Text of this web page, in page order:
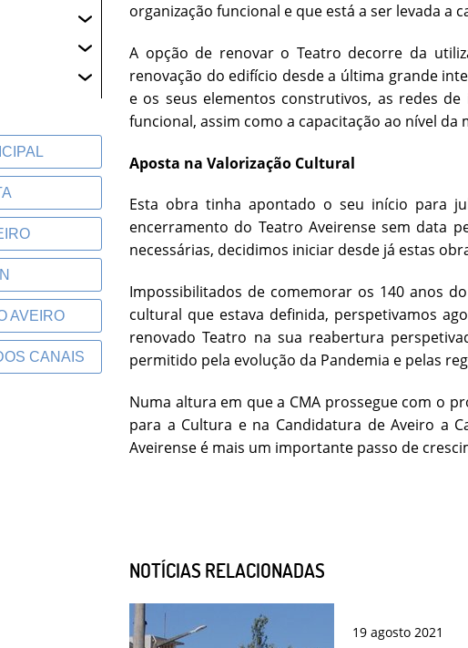
AVEIRO
CANAIS
organização funcional e que está a ser levada a
A opção de renovar o Teatro decorre da
renovação do edifício desde a última grande
e os seus elementos construtivos, as redes
funcional, assim como a capacitação ao nível
Aposta na Valorização Cultural
Esta obra tinha apontado o seu início para
encerramento do Teatro Aveirense sem data
necessárias, decidimos iniciar desde já estas
Impossibilitados de comemorar os 140 anos
cultural que estava definida, perspetivamos
renovado Teatro na sua reabertura
permitido pela evolução da Pandemia e pelas
Numa altura em que a CMA prossegue com o
para a Cultura e na Candidatura de Aveiro a
Aveirense é mais um importante passo de
NOTÍCIAS RELACIONADAS
19 agosto 2021